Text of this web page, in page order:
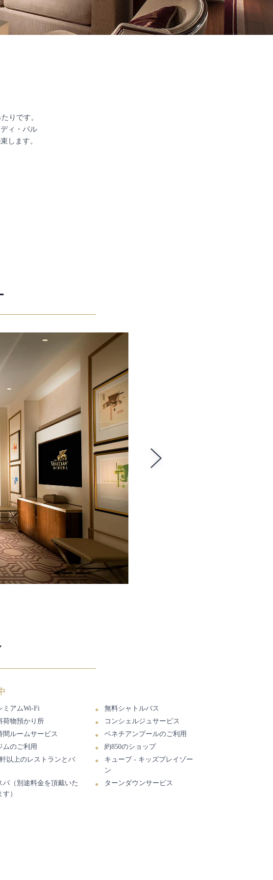
りです。
ィ・パル
します。
ミアムWi-Fi
荷物預かり所
間ルームサービス
ムのご利用
以上のレストランとバ
パ（別途料金を頂戴いた
す）
無料シャトルバス
コンシェルジュサービス
ベネチアンプールのご利用
約850のショップ
キューブ - キッズプレイゾー
ン
ターンダウンサービス